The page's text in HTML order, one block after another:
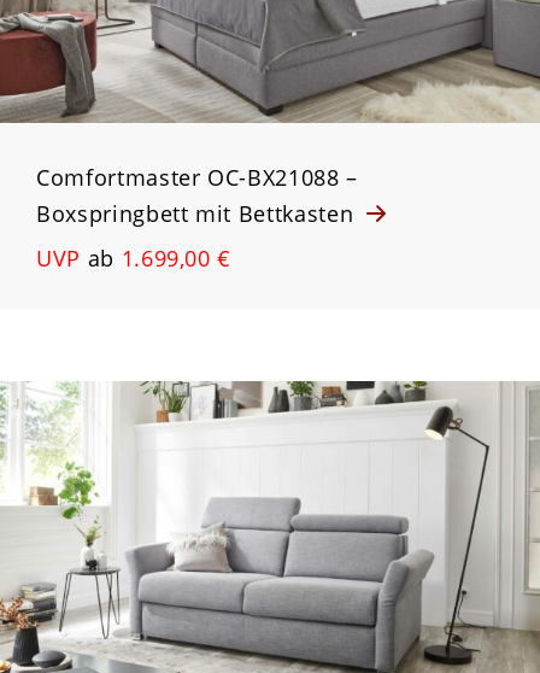
Comfortmaster OC-BX21088 –
Boxspringbett mit Bettkasten
UVP ab 1.699,00 €